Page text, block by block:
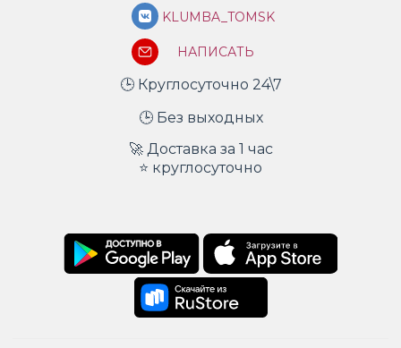
KLUMBA_TOMSK
НАПИСАТЬ
🕒 Круглосуточно 24\7
🕒 Без выходных
🚀 Доставка за 1 час
⭐ круглосуточно